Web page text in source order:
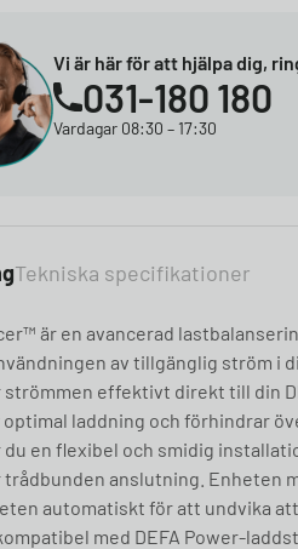
Vi är här för att hjälpa dig,
031-180 180
Vardagar 08:30 – 17:30
Tekniska specifikationer
är en avancerad
av tillgänglig ström i
strömmen effektivt direkt till din
laddning och förhindrar
du en flexibel och smidig
anslutning. Enheten
automatiskt för att undvika
med DEFA Power-